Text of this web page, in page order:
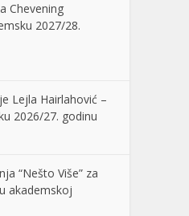
Chevening
2027/28.
Lejla Hairlahović –
2026/27. godinu
“Nešto Više” za
akademskoj